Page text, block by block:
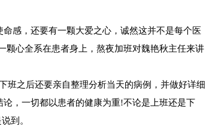
，还要有一颗大爱之心，诚然这并不是每个医
颗心全系在患者身上，熬夜加班对魏艳秋主任来讲
之后还要亲自整理分析当天的病例，并做好详细
，一切都以患者的健康为重!不论是上班还是下
到。